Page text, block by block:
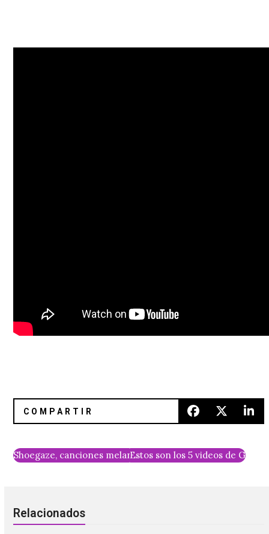
Shoegaze, canciones melancólicas y música nueva con
Estos son los 5 videos de
Relacionados